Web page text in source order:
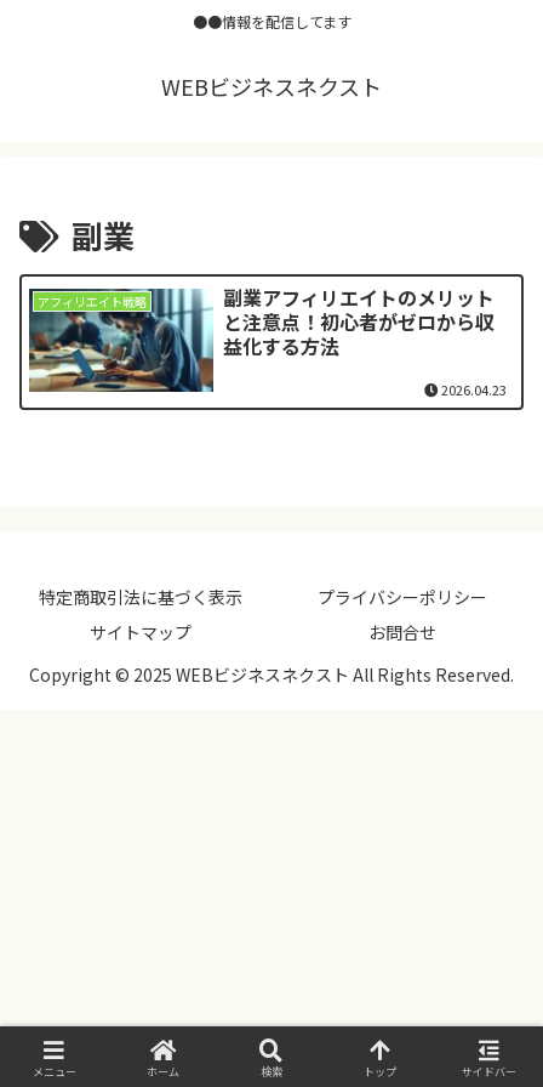
●●情報を配信してます
WEBビジネスネクスト
副業
アフィリエイト戦略
副業アフィリエイトのメリット
と注意点！初心者がゼロから収
益化する方法
2026.04.23
特定商取引法に基づく表示
プライバシーポリシー
サイトマップ
お問合せ
Copyright © 2025 WEBビジネスネクスト All Rights Reserved.
メニュー ホーム 検索 トップ サイドバー